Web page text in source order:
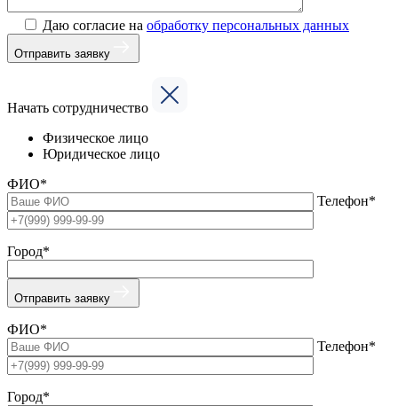
Даю согласие на обработку персональных данных
Отправить заявку
Начать сотрудничество
Физическое лицо
Юридическое лицо
ФИО*
Телефон*
Город*
Отправить заявку
ФИО*
Телефон*
Город*